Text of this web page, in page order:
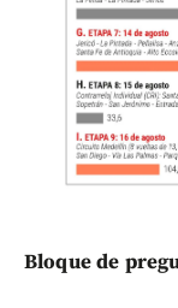
Bloque de